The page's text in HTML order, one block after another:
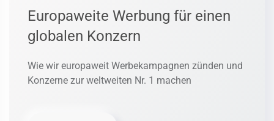
Europaweite Werbung für einen
globalen Konzern
Wie wir europaweit Werbekampagnen zünden und
Konzerne zur weltweiten Nr. 1 machen